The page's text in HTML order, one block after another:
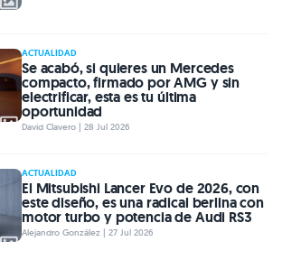
ACTUALIDAD
Se acabó, si quieres un Mercedes
compacto, firmado por AMG y sin
electrificar, esta es tu última
oportunidad
David Clavero | 28 Jul 2026
ACTUALIDAD
El Mitsubishi Lancer Evo de 2026, con
este diseño, es una radical berlina con
motor turbo y potencia de Audi RS3
Alejandro González | 27 Jul 2026